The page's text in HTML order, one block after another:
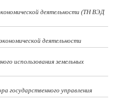
деятельности (ТН ВЭД
деятельности
использования земельных
государственного управления